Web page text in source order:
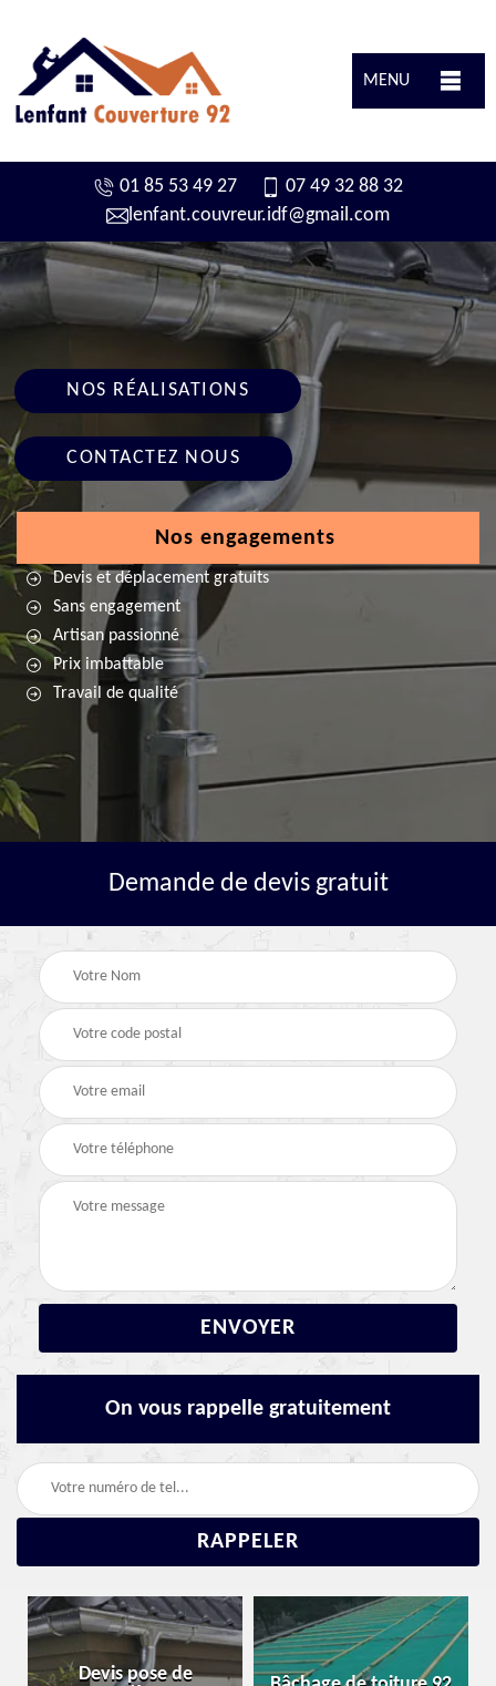
MENU
01 85 53 49 27
07 49 32 88 32
lenfant.couvreur.idf@gmail.com
NOS RÉALISATIONS
CONTACTEZ NOUS
Nos engagements
Devis et déplacement gratuits
Sans engagement
Artisan passionné
Prix imbattable
Travail de qualité
Demande de devis gratuit
On vous rappelle gratuitement
Réparation et